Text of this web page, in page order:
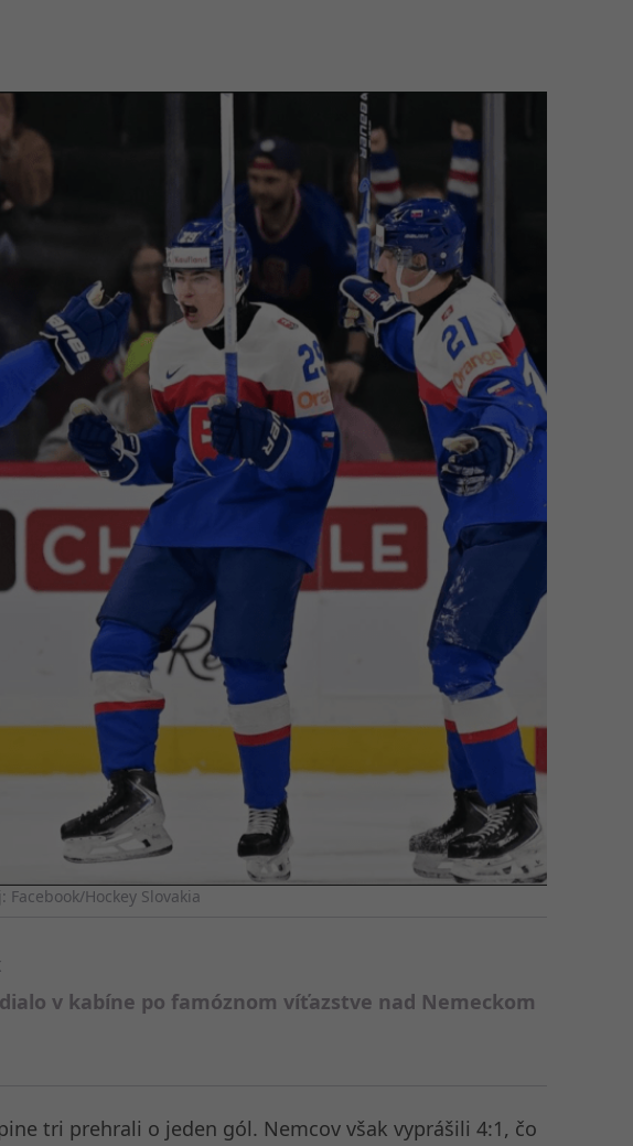
Facebook/Hockey Slovakia
dialo v kabíne po famóznom víťazstve nad Nemeckom
tri prehrali o jeden gól. Nemcov však vyprášili 4:1, čo